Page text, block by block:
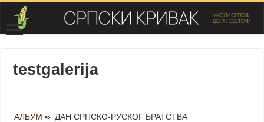
testgalerija
АЛБУМ » ДАН СРПСКО-РУСКОГ БРАТСТВА